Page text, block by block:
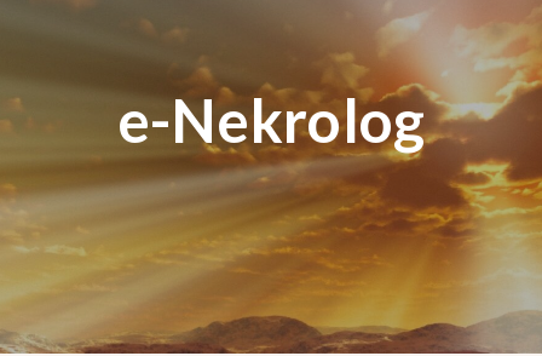
e-Nekrolog